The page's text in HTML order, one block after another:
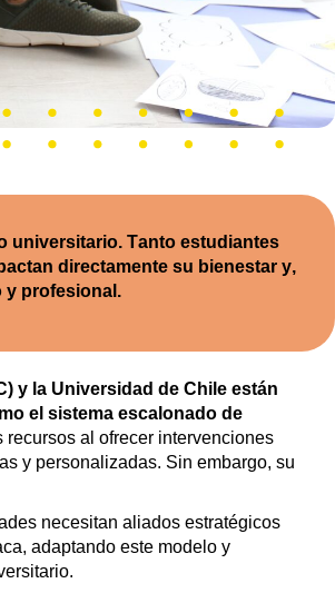
universitario. Tanto estudiantes
directamente su bienestar y,
y profesional.
y la Universidad de Chile están
el sistema escalonado de
recursos al ofrecer intervenciones
y personalizadas. Sin embargo, su
necesitan aliados estratégicos
adaptando este modelo y